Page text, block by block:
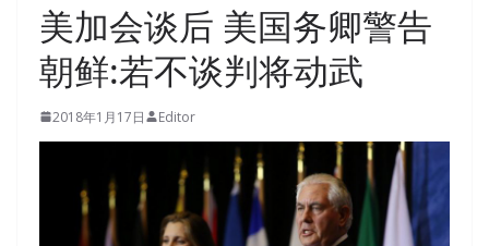
美加会谈后 美国务卿警告
朝鲜:若不谈判将动武
2018年1月17日 Editor